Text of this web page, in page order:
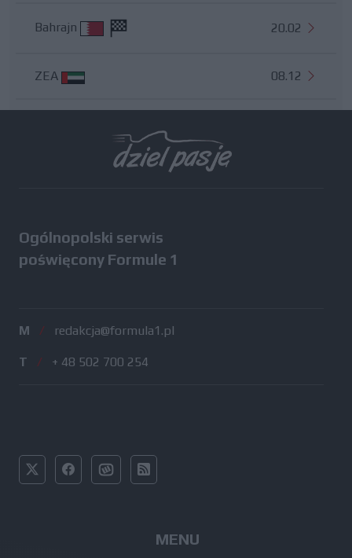
Bahrajn 20.02
ZEA 08.12
Ogólnopolski serwis
poświęcony Formule 1
M / redakcja@formula1.pl
T / + 48 502 700 254
MENU